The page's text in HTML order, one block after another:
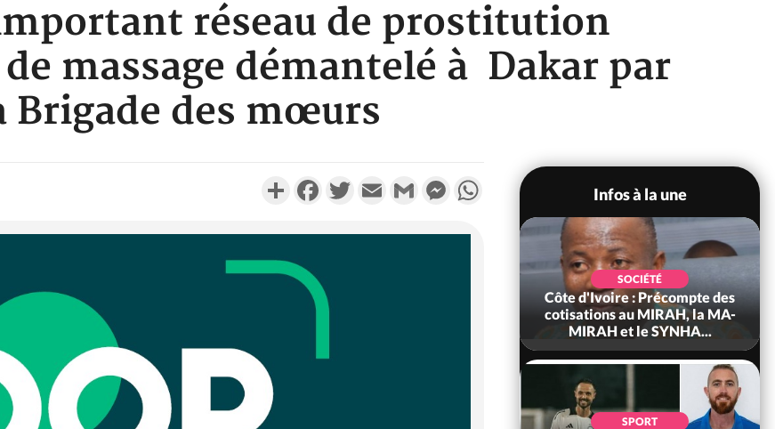
réseau de prostitution
massage démantelé à Dakar par
Brigade des mœurs
PartagerFacebookTwitterEmail Gmail MessengerWhatsApp
Infos à la une
l'Indépendance, les Forces de
SOCIÉTÉ
Côte d'Ivoire : Précompte des
cotisations au MIRAH, la MA-
MIRAH et le SYNHA...
SPORT